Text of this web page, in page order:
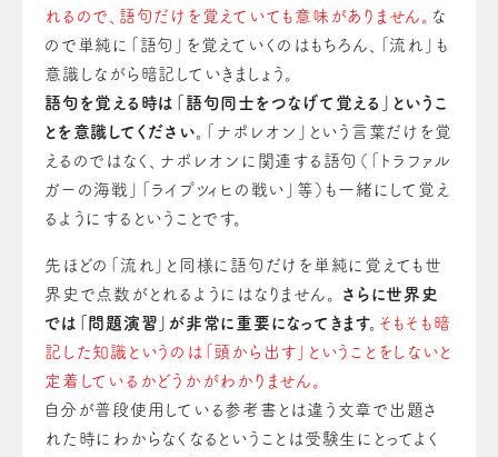
れるので、語句だけを覚えていても意味がありません。
な
ので単純に「語句」を覚えていくのはもちろん、「流れ」も
意識しながら暗記していきましょう。
語句を覚える時は「語句同士をつなげて覚える」というこ
とを意識してください。
「ナポレオン」という言葉だけを覚
えるのではなく、ナポレオンに関連する語句（「トラファル
ガーの海戦」「ライプツィヒの戦い」等）も一緒にして覚え
るようにするということです。
先ほどの「流れ」と同様に語句だけを単純に覚えても世
界史で点数がとれるようにはなりません。 さらに世界史
では「問題演習」が非常に重要になってきます。 そもそも暗
記した知識というのは「頭から出す」ということをしないと
定着しているかどうかがわかりません。
自分が普段使用している参考書とは違う文章で出題さ
れた時にわからなくなるということは受験生にとってよく